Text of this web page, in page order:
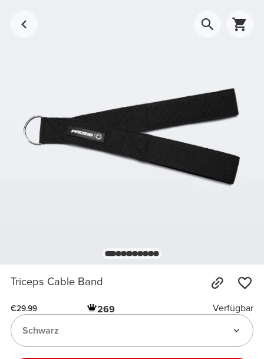
Triceps Cable Band
€29.99 269
Verfügbar
Schwarz